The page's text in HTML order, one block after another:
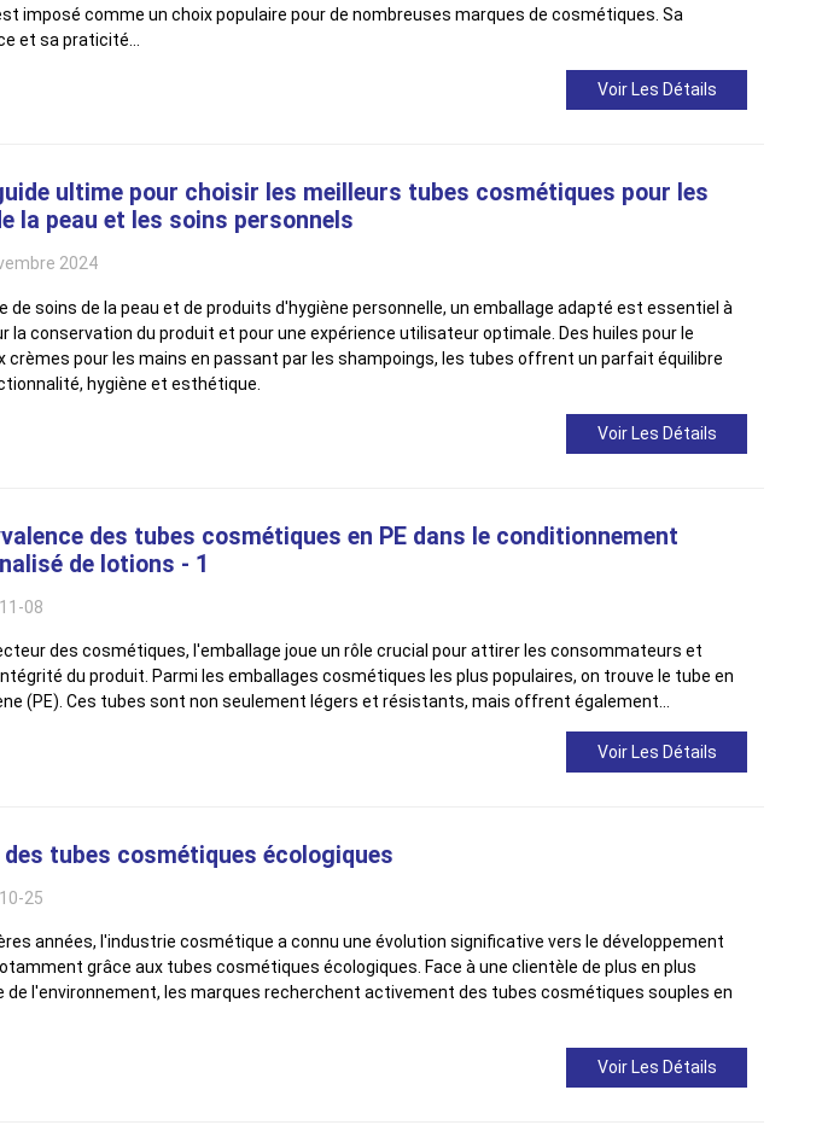
imposé comme un choix populaire pour de nombreuses marques de cosmétiques. Sa
et sa praticité…
Voir Les Détails
ultime pour choisir les meilleurs tubes cosmétiques pour les
la peau et les soins personnels
2024
de soins de la peau et de produits d'hygiène personnelle, un emballage adapté est essentiel à
la conservation du produit et pour une expérience utilisateur optimale. Des huiles pour le
crèmes pour les mains en passant par les shampoings, les tubes offrent un parfait équilibre
hygiène et esthétique.
Voir Les Détails
des tubes cosmétiques en PE dans le conditionnement
de lotions - 1
08
des cosmétiques, l'emballage joue un rôle crucial pour attirer les consommateurs et
du produit. Parmi les emballages cosmétiques les plus populaires, on trouve le tube en
(PE). Ces tubes sont non seulement légers et résistants, mais offrent également…
Voir Les Détails
des tubes cosmétiques écologiques
25
années, l'industrie cosmétique a connu une évolution significative vers le développement
grâce aux tubes cosmétiques écologiques. Face à une clientèle de plus en plus
de l'environnement, les marques recherchent activement des tubes cosmétiques souples en
Voir Les Détails